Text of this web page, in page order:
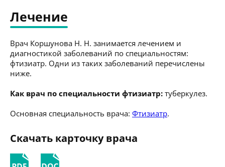
Лечение
Врач Коршунова Н. Н. занимается лечением и
диагностикой заболеваний по специальностям:
фтизиатр. Одни из таких заболеваний перечислены
ниже.
Как врач по специальности фтизиатр: туберкулез.
Основная специальность врача: Фтизиатр.
Скачать карточку врача